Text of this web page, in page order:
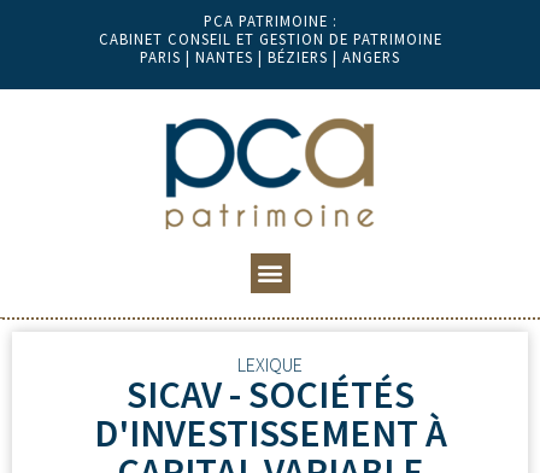
PCA PATRIMOINE :
CABINET CONSEIL ET GESTION DE PATRIMOINE
PARIS | NANTES | BÉZIERS | ANGERS
LEXIQUE
SICAV - SOCIÉTÉS
D'INVESTISSEMENT À